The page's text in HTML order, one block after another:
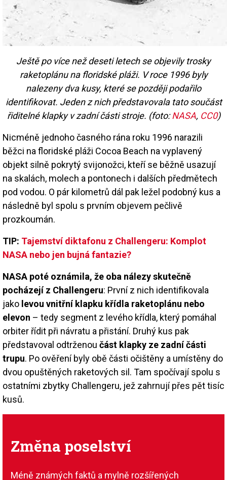
Ještě po více než deseti letech se objevily trosky
raketoplánu na floridské pláži. V roce 1996 byly
nalezeny dva kusy, které se později podařilo
identifikovat. Jeden z nich představovala tato součást
řiditelné klapky v zadní části stroje. (foto:NASA, CC0)
Nicméně jednoho časného rána roku 1996 narazili
běžci na floridské pláži Cocoa Beach na vyplavený
objekt silně pokrytý svijonožci, kteří se běžně usazují
na skalách, molech a pontonech i dalších předmětech
pod vodou. O pár kilometrů dál pak ležel podobný kus a
následně byl spolu s prvním objevem pečlivě
prozkoumán.
TIP: Tajemství diktafonu z Challengeru: Komplot
NASA nebo jen bujná fantazie?
NASA poté oznámila, že oba nálezy skutečně
pocházejí z Challengeru: První z nich identifikovala
jako levou vnitřní klapku křídla raketoplánu nebo
elevon – tedy segment z levého křídla, který pomáhal
orbiter řídit při návratu a přistání. Druhý kus pak
představoval odtrženou část klapky ze zadní části
trupu. Po ověření byly obě části očištěny a umístěny do
dvou opuštěných raketových sil. Tam spočívají spolu s
ostatními zbytky Challengeru, jež zahrnují přes pět tisíc
kusů.
Změna poselství
Méně známých faktů a mylně rozšířených